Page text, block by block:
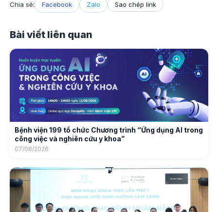
Chia sẻ: Facebook Zalo Sao chép link
Bài viết liên quan
Bệnh viện 199 tổ chức Chương trình “Ứng dụng AI trong
công việc và nghiên cứu y khoa”
07/08/2026